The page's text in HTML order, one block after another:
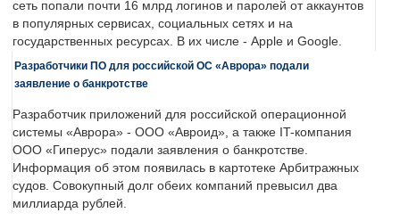
сеть попали почти 16 млрд логинов и паролей от аккаунтов
в популярных сервисах, социальных сетях и на
государственных ресурсах. В их числе - Apple и Google.
Разработчики ПО для российской ОС «Аврора» подали
заявление о банкротстве
Разработчик приложений для российской операционной
системы «Аврора» - ООО «Авроид», а также IT-компания
ООО «Гиперус» подали заявления о банкротстве.
Информация об этом появилась в картотеке Арбитражных
судов. Совокупный долг обеих компаний превысил два
миллиарда рублей.